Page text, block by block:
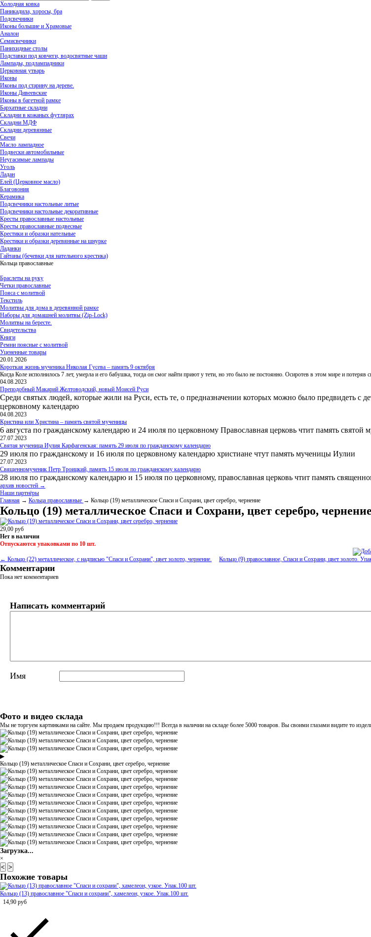
Холодная ковка
Паникадила, хоросы, бра
Подсвечники
Иконы большие и Храмовые
Аналои
Семисвечники
Панихидные столы
Подставки под ковчеги, водосвятные чаши
Лампады, подлампадники
Церковная утварь
Иконы
Иконы под старину на дереве.
Иконы Дивеевские
Иконы в багетной рамке
Бархатные складни
Складни в кожаных футлярах
Складни МДФ
Складни деревянные
Свечи
Масло лампадное
Подвески автомобильные
Неугасимые лампады
Уголь
Ладан
Елей (Церковное масло)
Благовония
Керамика
Подсвечники настольные литые
Подсвечники настольные декоративные
Кресты православные настольные
Кресты православные подвесные
Крестики и образки нательные
Крестики и образки деревянные на шнурке
Ладанки
Гайтаны (бечевки для нательного крестика)
Кольца православные
Браслеты на руку
Четки православные
Пояса с молитвой
Текстиль
Молитвы для дома в деревянной рамке
Наборы для домашней молитвы (Zip-Lock)
Молитвы на бересте.
Свидетельства
Книги
Ремни поясные с молитвой
Уцененные товары
20.01.2026
Короткая жизнь мученика Николая Гусева – память 9 октября
Когда Коле исполнилось 7 лет, умерла и его бабушка, тогда он смог найти приют у тети, но это было не постоянно. Осиротев в этом мире и
04.08.2023
Преподобный Макарий Желтоводский, новый Моисей Руси
Среди святых людей, которые жили на Руси, есть те, о предназначении которых можно было предвидеть с
церковному календарю
04.08.2023
Кристина или Христина – память святой мученицы
6 августа по гражданскому календарю и 24 июля по церковному Православная церковь чтит память
27.07.2023
Святая мученица Иулия Карфагенская: память 29 июля по гражданскому календарю
29 июля по гражданскому и 16 июля по церковному календарю христиане чтут память мученицы Иулии
27.07.2023
Священномученик Петр Троицкий, память 15 июля по гражданскому календарю
28 июля по гражданскому календарю и 15 июля по церковному, православная церковь чтит память
архив новостей →
Наши партнёры
Главная → Кольца православные → Кольцо (19) металлическое Спаси и Сохрани, цвет серебро, чернение
Кольцо (19) металлическое Спаси и Сохрани, цвет серебро, чернение
29,00 руб
Нет в наличии
Отпускаются упаковками по 10 шт.
← Кольцо (22) металлическое, с надписью "Спаси и Сохрани", цвет золото, чернение. Кольцо (9) православное, Спаси и Сохрани, цвет золото.
Комментарии
Пока нет комментариев
Написать комментарий
Имя
Фото и видео склада
Мы не торгуем картинками на сайте. Мы продаем продукцию!!! Всегда в наличии на складе более 5000 товаров. Вы своими глазами видите то
▶
Кольцо (19) металлическое Спаси и Сохрани, цвет серебро, чернение
Загрузка...
×
< >
Похожие товары
Кольцо (13) православное "Спаси и сохрани", хамелеон, узкое. Упак.100 шт.
14,90 руб